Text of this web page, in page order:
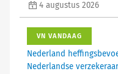
4 augustus 2026
VN VANDAAG
Nederland
Nederlandse verzekeraar